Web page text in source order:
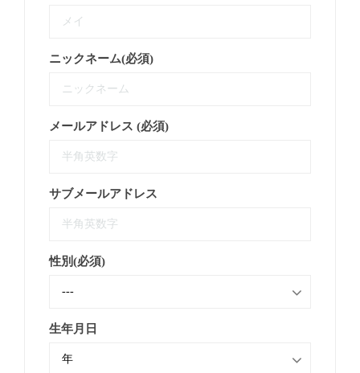
ニックネーム(必須)
メールアドレス (必須)
サブメールアドレス
性別(必須)
生年月日